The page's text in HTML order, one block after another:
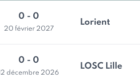
0 - 0
20 février 2027
Lorient
0 - 0
12 décembre 2026
LOSC Lille